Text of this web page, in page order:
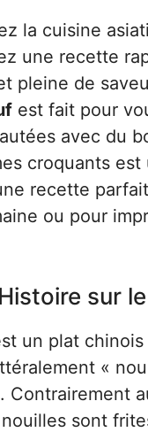
la cuisine
une recette
pleine de
est fait pour
avec du
croquants est
recette
ou pour
sur
un plat
«
Contrairement
sont